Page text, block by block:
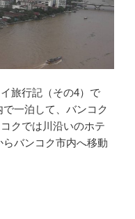
旅行記（その4）で
一泊して、バンコク
クでは川沿いのホテ
バンコク市内へ移動